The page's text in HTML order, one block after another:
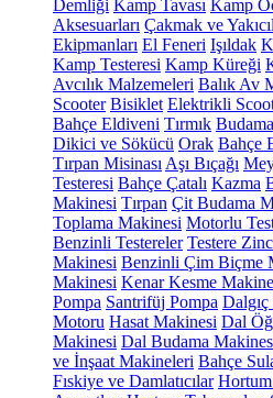
Demliği Kamp Tavası Kamp
Aksesuarları Çakmak ve
Ekipmanları El Feneri Işıldak
Kamp Testeresi Kamp Küreği
Avcılık Malzemeleri Balık Av
Scooter Bisiklet Elektrikli
Bahçe Eldiveni Tırmık
Dikici ve Sökücü Orak Bahçe
Tırpan Misinası Aşı Bıçağı
Testeresi Bahçe Çatalı Kazma
Makinesi Tırpan Çit Budama
Toplama Makinesi Motorlu
Benzinli Testereler Testere
Makinesi Benzinli Çim Biçme
Makinesi Kenar Kesme
Pompa Santrifüj Pompa Dalgıç
Motoru Hasat Makinesi Dal
Makinesi Dal Budama
ve İnşaat Makineleri Bahçe
Fıskiye ve Damlatıcılar Hortum